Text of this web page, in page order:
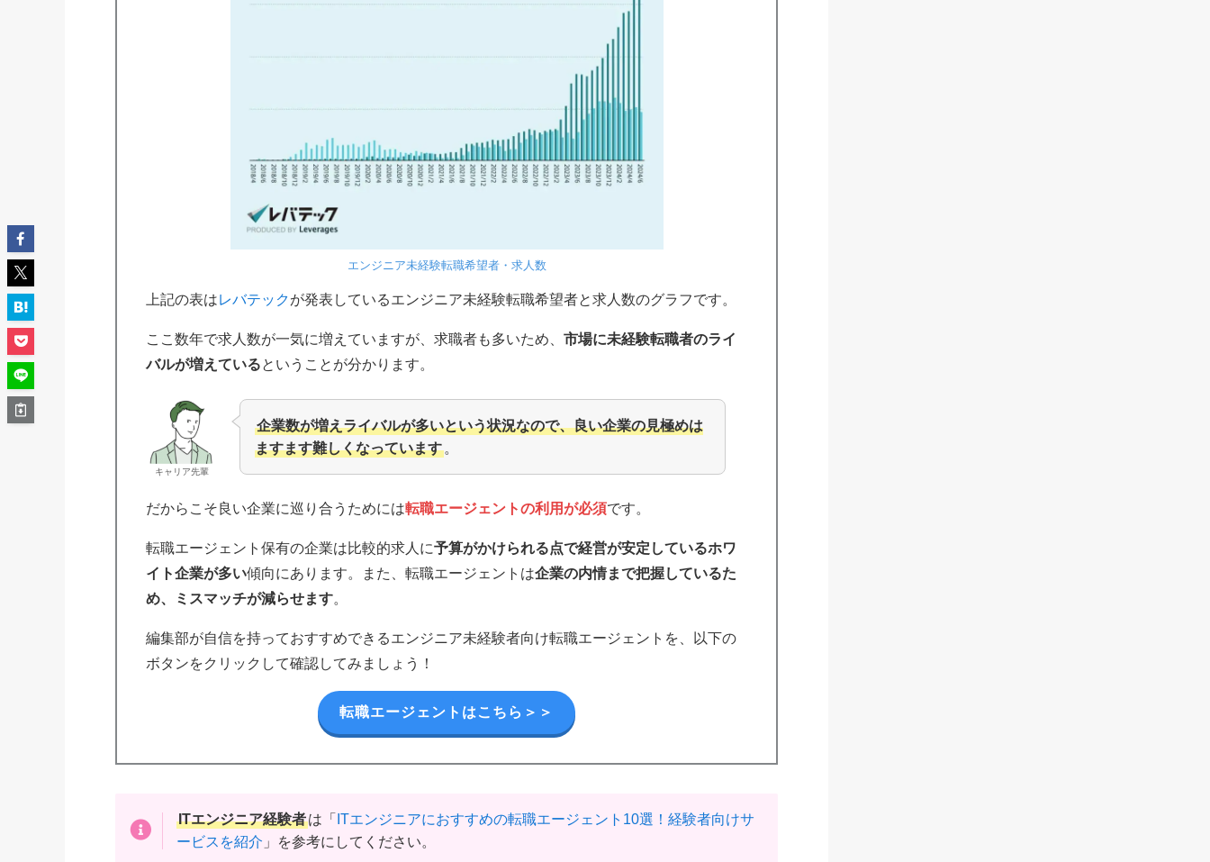
エンジニア未経験転職希望者・求人数
上記の表はレバテックが発表しているエンジニア未経験転職希望者と求人数のグラフです。
ここ数年で求人数が一気に増えていますが、求職者も多いため、市場に未経験転職者のライ
バルが増えているということが分かります。
キャリア先輩
企業数が増えライバルが多いという状況なので、良い企業の見極めは
ますます難しくなっています 。
だからこそ良い企業に巡り合うためには転職エージェントの利用が必須です。
転職エージェント保有の企業は比較的求人に予算がかけられる点で経営が安定しているホワ
イト企業が多い傾向にあります。また、転職エージェントは企業の内情まで把握しているた
め、ミスマッチが減らせます。
編集部が自信を持っておすすめできるエンジニア未経験者向け転職エージェントを、以下の
ボタンをクリックして確認してみましょう！
転職エージェントはこちら＞＞
ITエンジニア経験者は「 ITエンジニアにおすすめの転職エージェント10選！経験者向けサ
ービスを紹介 」を参考にしてください。